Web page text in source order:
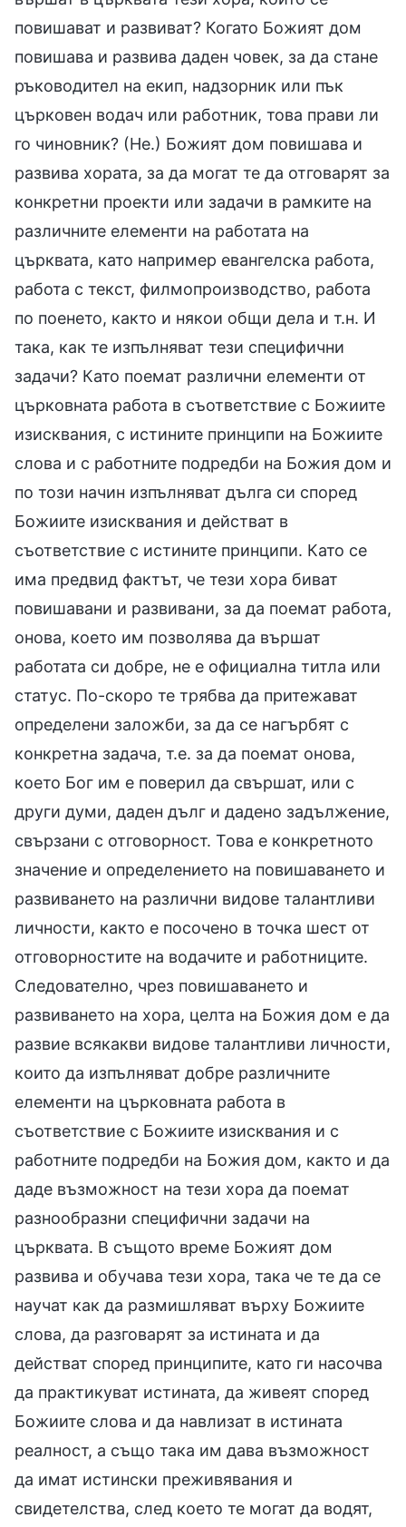
повишават и развиват? Когато Божият дом
повишава и развива даден човек, за да стане
ръководител на екип, надзорник или пък
църковен водач или работник, това прави ли
го чиновник? (Не.) Божият дом повишава и
развива хората, за да могат те да отговарят за
конкретни проекти или задачи в рамките на
различните елементи на работата на
църквата, като например евангелска работа,
работа с текст, филмопроизводство, работа
по поенето, както и някои общи дела и т.н. И
така, как те изпълняват тези специфични
задачи? Като поемат различни елементи от
църковната работа в съответствие с Божиите
изисквания, с истините принципи на Божиите
слова и с работните подредби на Божия дом и
по този начин изпълняват дълга си според
Божиите изисквания и действат в
съответствие с истините принципи. Като се
има предвид фактът, че тези хора биват
повишавани и развивани, за да поемат работа,
онова, което им позволява да вършат
работата си добре, не е официална титла или
статус. По-скоро те трябва да притежават
определени заложби, за да се нагърбят с
конкретна задача, т.е. за да поемат онова,
което Бог им е поверил да свършат, или с
други думи, даден дълг и дадено задължение,
свързани с отговорност. Това е конкретното
значение и определението на повишаването и
развиването на различни видове талантливи
личности, както е посочено в точка шест от
отговорностите на водачите и работниците.
Следователно, чрез повишаването и
развиването на хора, целта на Божия дом е да
развие всякакви видове талантливи личности,
които да изпълняват добре различните
елементи на църковната работа в
съответствие с Божиите изисквания и с
работните подредби на Божия дом, както и да
даде възможност на тези хора да поемат
разнообразни специфични задачи на
църквата. В същото време Божият дом
развива и обучава тези хора, така че те да се
научат как да размишляват върху Божиите
слова, да разговарят за истината и да
действат според принципите, като ги насочва
да практикуват истината, да живеят според
Божиите слова и да навлизат в истината
реалност, а също така им дава възможност
да имат истински преживявания и
свидетелства, след което те могат да водят,